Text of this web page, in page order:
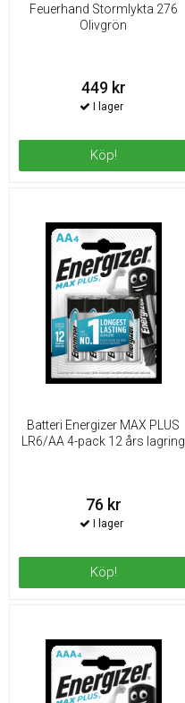
Feuerhand Stormlykta 276
Olivgrön
449 kr
Köp!
Batteri Energizer MAX PLUS
LR6/AA 4-pack 12 års lagring
76 kr
Köp!